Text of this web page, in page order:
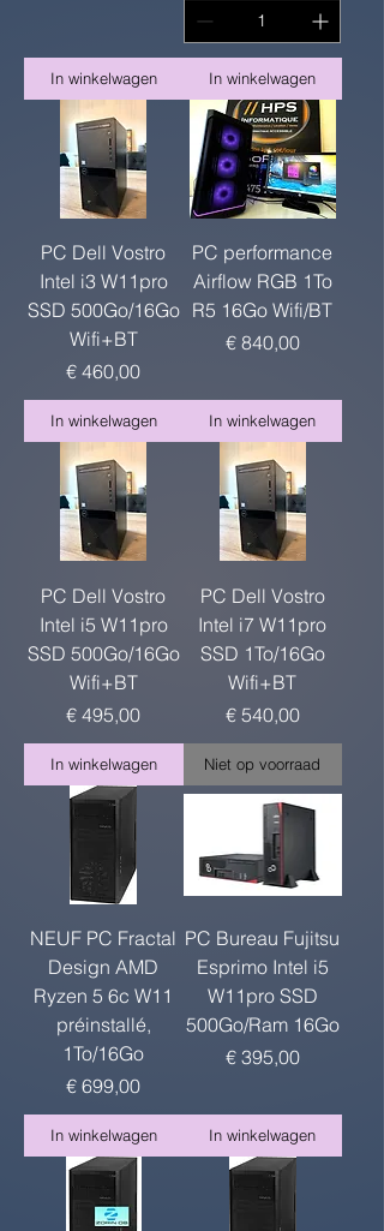
In winkelwagen In winkelwagen
PC Dell Vostro
Intel i3 W11pro
SSD 500Go/16Go
Wifi+BT
Prijs
€ 460,00
In winkelwagen
PC performance
Airflow RGB 1To
R5 16Go Wifi/BT
Prijs
€ 840,00
In winkelwagen
PC Dell Vostro
Intel i5 W11pro
SSD 500Go/16Go
Wifi+BT
Prijs
€ 495,00
In winkelwagen
PC Dell Vostro
Intel i7 W11pro
SSD 1To/16Go
Wifi+BT
Prijs
€ 540,00
Niet op voorraad
NEUF PC Fractal
Design AMD
Ryzen 5 6c W11
préinstallé,
1To/16Go
Prijs
€ 699,00
In winkelwagen
PC Bureau Fujitsu
Esprimo Intel i5
W11pro SSD
500Go/Ram 16Go
Prijs
€ 395,00
In winkelwagen